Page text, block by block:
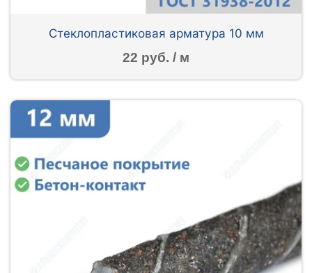
Стеклопластиковая арматура 10 мм
22 руб. / м